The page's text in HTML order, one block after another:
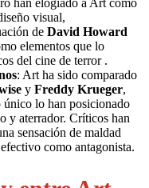
visual,
de David Howard
elementos que lo
del cine de terror .
: Art ha sido comparado
y Freddy Krueger,
lo han posicionado
y aterrador. Críticos han
sensación de maldad
como antagonista.